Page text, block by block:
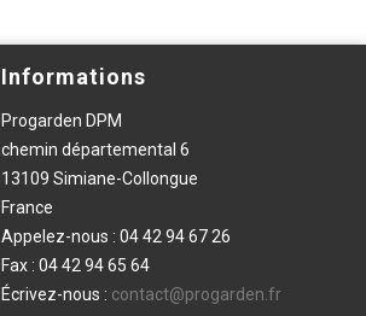
Informations
Progarden DPM
chemin départemental 6
13109 Simiane-Collongue
France
Appelez-nous : 04 42 94 67 26
Fax : 04 42 94 65 64
Écrivez-nous : contact@progarden.fr